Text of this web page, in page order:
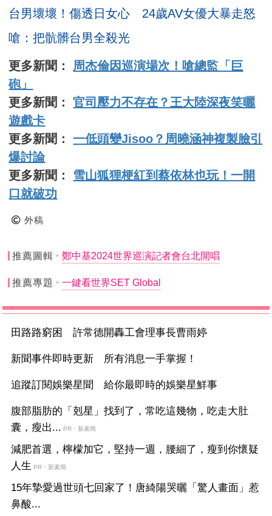
台男壞壞！傷透日女心 24歲AV女優大暴走怒
嗆：把骯髒台男全殺光
更多新聞： 周杰倫因巡演場次！嗆總監「巨
砲」
更多新聞：官司壓力不存在？王大陸深夜笑曬
遊戲卡
更多新聞： 一低頭變Jisoo？周曉涵神複製臉引
爆討論
更多新聞： 雪山狐狸梗紅到蔡依林也玩！一開
口就破功
外稿
推薦圖輯 鄭中基2024世界巡演記者會台北開唱
推薦專題 一鍵看世界SET Global
田路路窮困 許常德開轟工會理事長曹雨婷
新聞事件即時更新 所有消息一手掌握！
追蹤訂閱娛樂星聞 給你最即時的娛樂星鮮事
腹部脂肪的「剋星」找到了，常吃這幾物，吃走大肚
囊，瘦出... PR・新素簡
減肥首選，檸檬加它，堅持一週，腰細了，瘦到你懷疑
人生 PR・新素簡
15年摯愛過世頭七回家了！唐綺陽哭曬「驚人畫面」惹
鼻酸...